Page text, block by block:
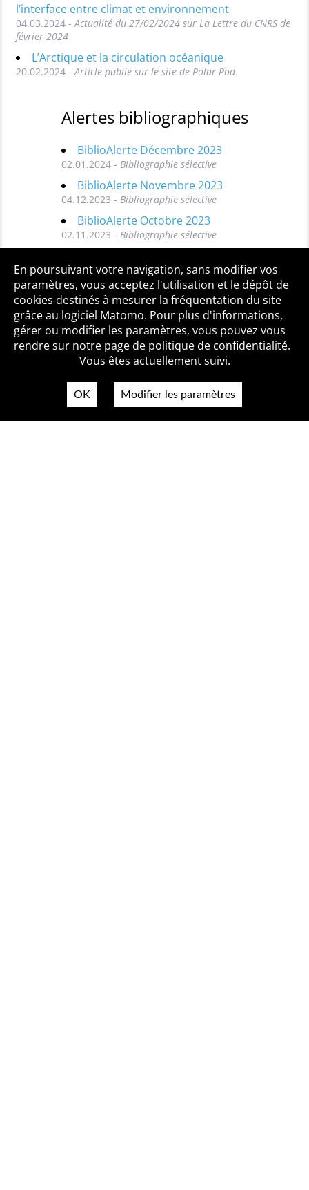
l’interface entre climat et environnement
04.03.2024 - Actualité du 27/02/2024 sur La Lettre du CNRS de
février 2024
L’Arctique et la circulation océanique
20.02.2024 - Article publié sur le site de Polar Pod
Alertes bibliographiques
BiblioAlerte Décembre 2023
02.01.2024 - Bibliographie sélective
BiblioAlerte Novembre 2023
04.12.2023 - Bibliographie sélective
BiblioAlerte Octobre 2023
02.11.2023 - Bibliographie sélective
Toutes les BiblioAlertes
Qui sommes-nous ? Mentions légales
Accessibilité
Politique de confidentialité
Contact
En poursuivant votre navigation, sans modifier vos
paramètres, vous acceptez l'utilisation et le dépôt de
cookies destinés à mesurer la fréquentation du site
grâce au logiciel Matomo. Pour plus d'informations,
gérer ou modifier les paramètres, vous pouvez vous
rendre sur notre page de politique de confidentialité.
Vous êtes actuellement suivi.
OK Modifier les paramètres